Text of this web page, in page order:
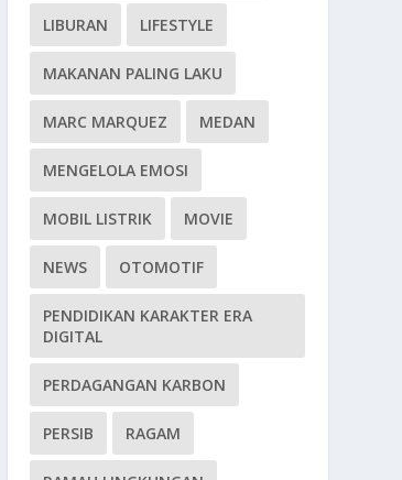
LIBURAN LIFESTYLE
MAKANAN PALING LAKU
MARC MARQUEZ MEDAN
MENGELOLA EMOSI
MOBIL LISTRIK MOVIE
NEWS OTOMOTIF
PENDIDIKAN KARAKTER ERA
DIGITAL
PERDAGANGAN KARBON
PERSIB RAGAM